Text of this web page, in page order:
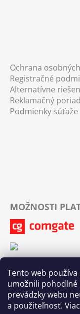
Tento web
umožnili pohodlné
prevádzky webu
a použiteľnosť.
Ochrana
Registračné
Alternatívne
Reklamačný
Podmienky súťaže
MOŽNOSTI